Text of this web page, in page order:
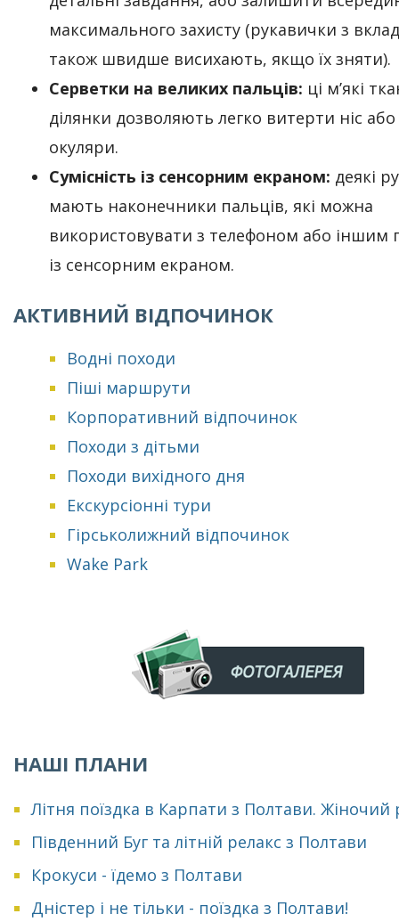
максимального захисту (рукавички з
також швидше висихають, якщо їх зняти).
Серветки на великих пальців: ці м’які
ділянки дозволяють легко витерти ніс
окуляри.
Сумісність із сенсорним екраном: деякі
мають наконечники пальців, які можна
використовувати з телефоном або іншим
із сенсорним екраном.
АКТИВНИЙ ВІДПОЧИНОК
Водні походи
Піші маршрути
Корпоративний відпочинок
Походи з дітьми
Походи вихідного дня
Екскурсіонні тури
Гірськолижний відпочинок
Wake Park
НАШІ ПЛАНИ
Літня поїздка в Карпати з Полтави. Жіночий
Південний Буг та літній релакс з Полтави
Крокуси - їдемо з Полтави
Дністер і не тільки - поїздка з Полтави!